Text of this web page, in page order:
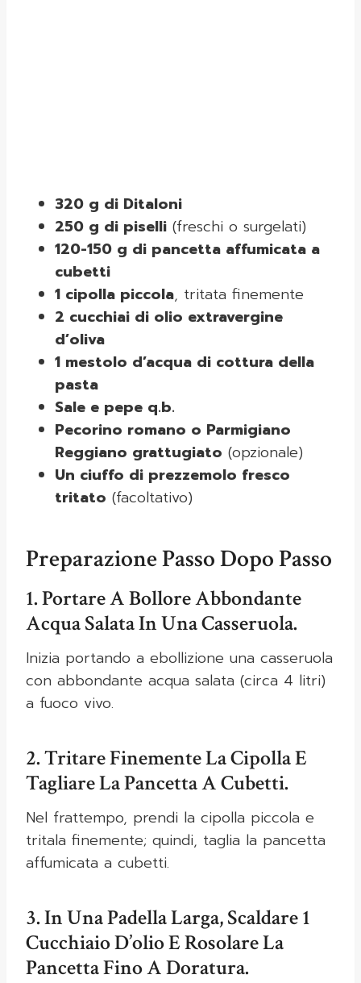
320 g di Ditaloni
250 g di piselli (freschi o surgelati)
120-150 g di pancetta affumicata a
cubetti
1 cipolla piccola, tritata finemente
2 cucchiai di olio extravergine
d’oliva
1 mestolo d’acqua di cottura della
pasta
Sale e pepe q.b.
Pecorino romano o Parmigiano
Reggiano grattugiato (opzionale)
Un ciuffo di prezzemolo fresco
tritato (facoltativo)
Preparazione Passo Dopo Passo
1. Portare A Bollore Abbondante
Acqua Salata In Una Casseruola.
Inizia portando a ebollizione una casseruola
con abbondante acqua salata (circa 4 litri)
a fuoco vivo.
2. Tritare Finemente La Cipolla E
Tagliare La Pancetta A Cubetti.
Nel frattempo, prendi la cipolla piccola e
tritala finemente; quindi, taglia la pancetta
affumicata a cubetti.
3. In Una Padella Larga, Scaldare 1
Cucchiaio D’olio E Rosolare La
Pancetta Fino A Doratura.